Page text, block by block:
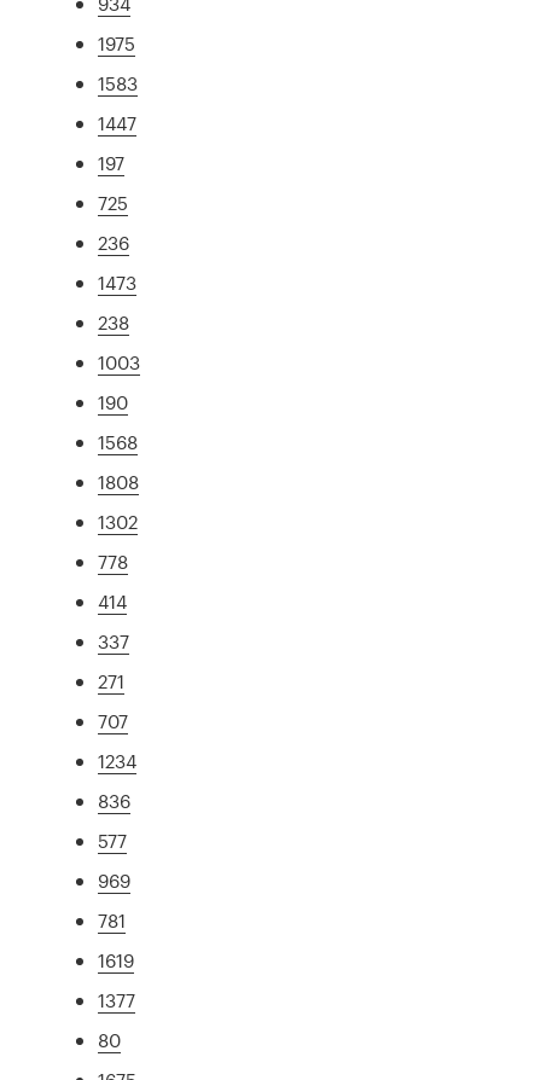
1975
1583
1447
197
725
236
1473
238
1003
190
1568
1808
1302
778
414
337
271
707
1234
836
577
969
781
1619
1377
80